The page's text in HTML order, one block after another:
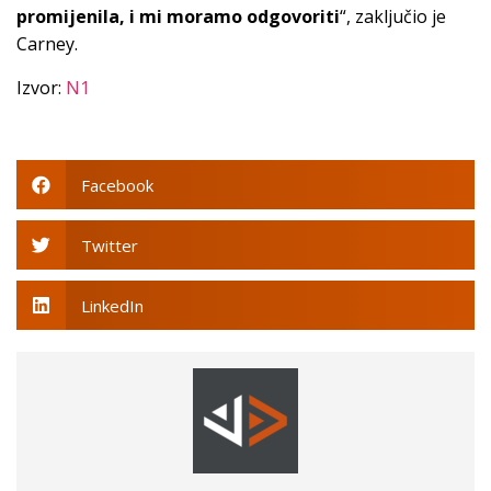
promijenila, i mi moramo odgovoriti“, zaključio je
Carney.
Izvor: N1
Facebook
Twitter
LinkedIn